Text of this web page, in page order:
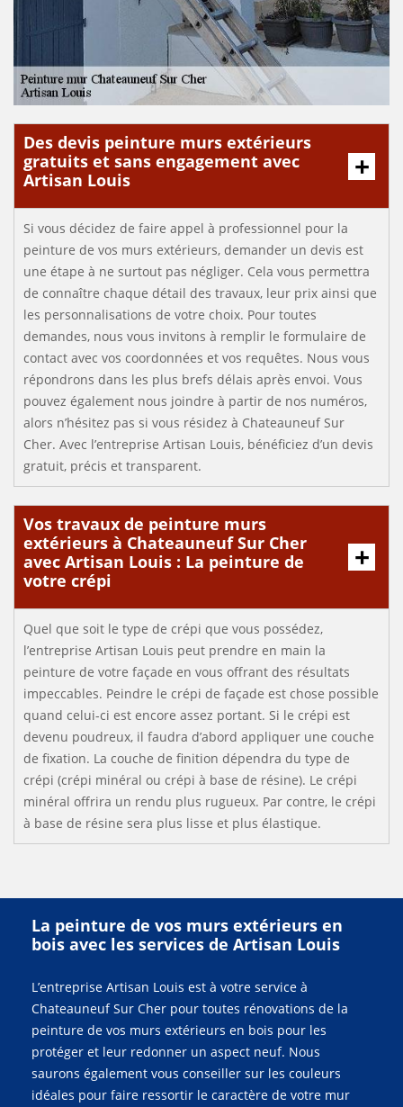
Des devis peinture murs extérieurs
gratuits et sans engagement avec
Artisan Louis
Si vous décidez de faire appel à professionnel pour la
peinture de vos murs extérieurs, demander un devis est
une étape à ne surtout pas négliger. Cela vous permettra
de connaître chaque détail des travaux, leur prix ainsi que
les personnalisations de votre choix. Pour toutes
demandes, nous vous invitons à remplir le formulaire de
contact avec vos coordonnées et vos requêtes. Nous vous
répondrons dans les plus brefs délais après envoi. Vous
pouvez également nous joindre à partir de nos numéros,
alors n’hésitez pas si vous résidez à Chateauneuf Sur
Cher. Avec l’entreprise Artisan Louis, bénéficiez d’un devis
gratuit, précis et transparent.
Vos travaux de peinture murs
extérieurs à Chateauneuf Sur Cher
avec Artisan Louis : La peinture de
votre crépi
Quel que soit le type de crépi que vous possédez,
l’entreprise Artisan Louis peut prendre en main la
peinture de votre façade en vous offrant des résultats
impeccables. Peindre le crépi de façade est chose possible
quand celui-ci est encore assez portant. Si le crépi est
devenu poudreux, il faudra d’abord appliquer une couche
de fixation. La couche de finition dépendra du type de
crépi (crépi minéral ou crépi à base de résine). Le crépi
minéral offrira un rendu plus rugueux. Par contre, le crépi
à base de résine sera plus lisse et plus élastique.
La peinture de vos murs extérieurs en
bois avec les services de Artisan Louis
L’entreprise Artisan Louis est à votre service à
Chateauneuf Sur Cher pour toutes rénovations de la
peinture de vos murs extérieurs en bois pour les
protéger et leur redonner un aspect neuf. Nous
saurons également vous conseiller sur les couleurs
idéales pour faire ressortir le caractère de votre mur